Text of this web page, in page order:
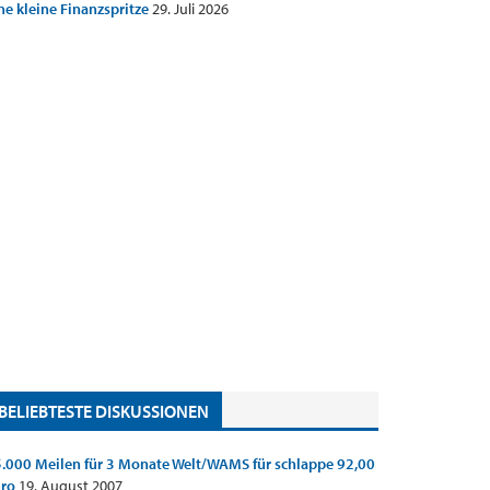
kleine Finanzspritze29. Juli 2026
BELIEBTESTE DISKUSSIONEN
Meilen für 3 Monate Welt/WAMS für schlappe 92,00
19. August 2007